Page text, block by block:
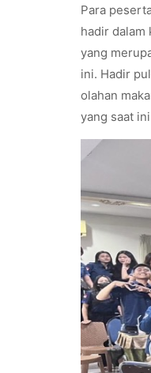
Para
hadir dalam
yang
ini. Hadir
olahan
yang saat